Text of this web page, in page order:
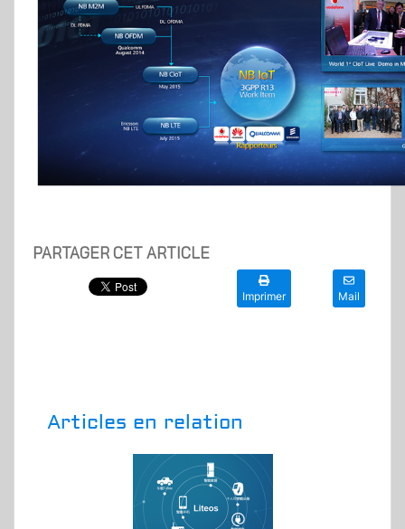
PARTAGER CET ARTICLE
Imprimer Mail
Articles en relation